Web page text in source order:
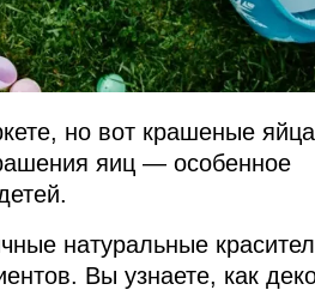
но вот крашеные
яиц — особенное
натуральные
Вы узнаете, как